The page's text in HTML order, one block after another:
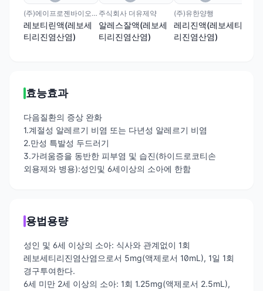
(주)에이프로젠바이오로직스
레보티린액(레보세
티리진염산염)
주식회사 더유제약
알레스잘액(레보세
티리진염산염)
(주)유한양행
레리진액(레보세티
리진염산염)
효능효과
다음질환의 증상 완화
1.계절성 알레르기 비염 또는 다년성 알레르기 비염
2.만성 특발성 두드러기
3.가려움증을 동반한 피부염 및 습진(하이드로코티손
외용제와 병용):성인및 6세이상의 소아에 한함
용법용량
성인 및 6세 이상의 소아: 식사와 관계없이 1회
레보세티리진염산염으로서 5mg(액제로서 10mL), 1일 1회
경구투여한다.
6세 미만 2세 이상의 소아: 1회 1.25mg(액제로서 2.5mL),